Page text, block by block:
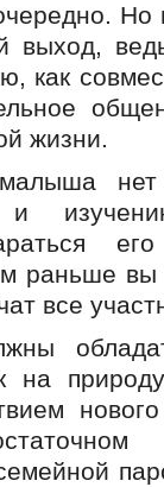
выход,
как
жизни.
нет
его
раньше
все
на